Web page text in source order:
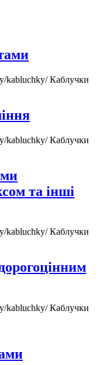
kabluchky/Каблучки
kabluchky/Каблучки
та інші
kabluchky/Каблучки
kabluchky/Каблучки